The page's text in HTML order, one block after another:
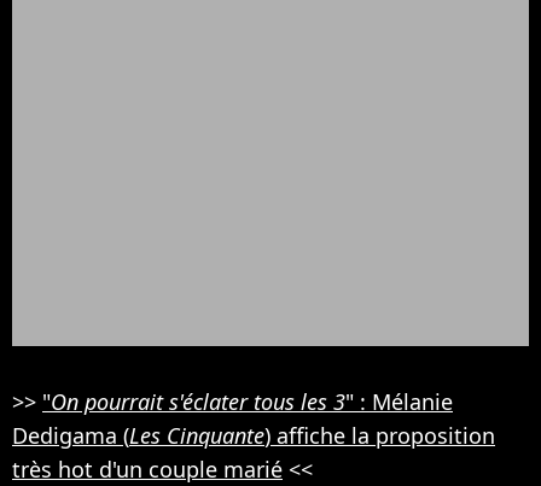
>> "On pourrait s'éclater tous les 3" : Mélanie
Dedigama (Les Cinquante) affiche la proposition
très hot d'un couple marié <<